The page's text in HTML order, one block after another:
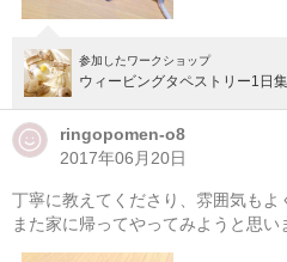
参加したワークショップ
ウィービングタペストリー1日
ringopomen-o8
2017年06月20日
丁寧に教えてくださり、雰囲気もよ
また家に帰ってやってみようと思い